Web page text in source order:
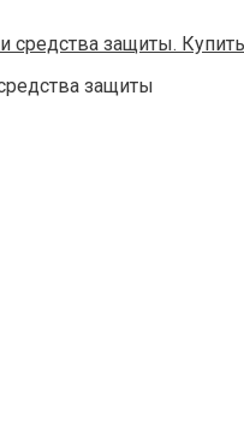
защиты